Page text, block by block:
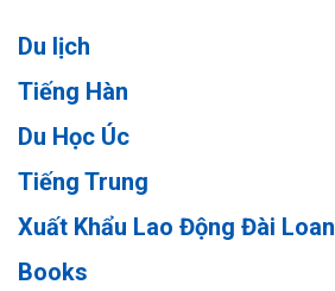
Du lịch
Tiếng Hàn
Du Học Úc
Tiếng Trung
Xuất Khẩu Lao Động Đài Loan
Books